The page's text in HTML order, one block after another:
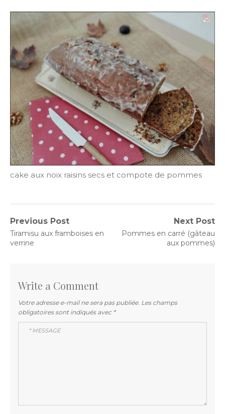
cake aux noix raisins secs et compote de pommes
Navigation
de
Previous Post
Previous
post:
Tiramisu aux framboises en
verrine
Next Post
Next
Pommes en carré (gâteau
aux pommes)
Write a Comment
Votre adresse e-mail ne sera pas publiée. Les champs
obligatoires sont indiqués avec *